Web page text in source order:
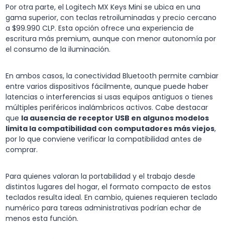
Por otra parte, el Logitech MX Keys Mini se ubica en una
gama superior, con teclas retroiluminadas y precio cercano
a $99.990 CLP. Esta opción ofrece una experiencia de
escritura más premium, aunque con menor autonomía por
el consumo de la iluminación.
En ambos casos, la conectividad Bluetooth permite cambiar
entre varios dispositivos fácilmente, aunque puede haber
latencias o interferencias si usas equipos antiguos o tienes
múltiples periféricos inalámbricos activos. Cabe destacar
que la ausencia de receptor USB en algunos modelos
limita la compatibilidad con computadores más viejos,
por lo que conviene verificar la compatibilidad antes de
comprar.
Para quienes valoran la portabilidad y el trabajo desde
distintos lugares del hogar, el formato compacto de estos
teclados resulta ideal. En cambio, quienes requieren teclado
numérico para tareas administrativas podrían echar de
menos esta función.